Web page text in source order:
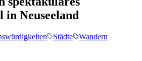
in Neuseeland
Städte Wandern